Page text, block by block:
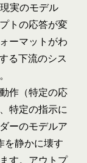
実のモデル
トの応答が変
ーマットがわ
る下流のシス
作（特定の応
特定の指示に
ーのモデルア
を静かに壊す
す。アウトプ